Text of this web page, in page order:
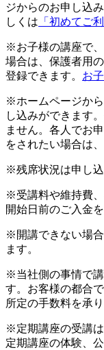
ジからのお申し込
しくは 「初めてご
※お子様の講座で
場合は、保護者用
登録できます。 お
※ホームページか
し込みができます
ません。各人でお
をされたい場合は
※残席状況は申し込
※受講料や維持費
開始日前のご入金
※開講できない場
ます。
※当社側の事情で
す。お客様の都合
所定の手数料を承り
※定期講座の受講は
定期講座の体験、